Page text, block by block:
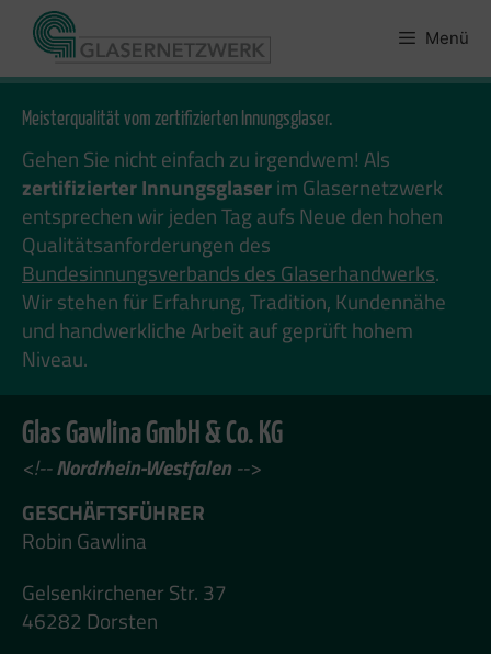
Zum
Inhalt
springen
Menü
Meisterqualität vom zertifizierten Innungsglaser.
Gehen Sie nicht einfach zu irgendwem! Als
zertifizierter Innungsglaserim Glasernetzwerk
entsprechen wir jeden Tag aufs Neue den hohen
Qualitätsanforderungen des
Bundesinnungsverbands des Glaserhandwerks.
Wir stehen für Erfahrung, Tradition, Kundennähe
und handwerkliche Arbeit auf geprüft hohem
Niveau.
Glas Gawlina GmbH & Co. KG
<!--Nordrhein-Westfalen -->
GESCHÄFTSFÜHRER
Robin Gawlina
Gelsenkirchener Str. 37
46282 Dorsten